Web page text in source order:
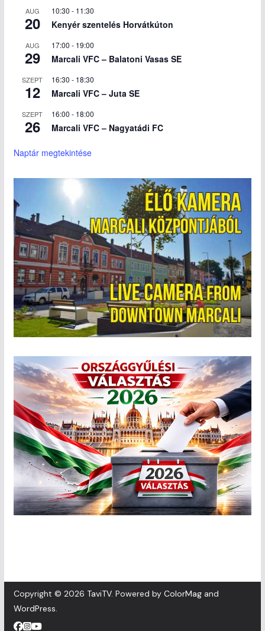
AUG
20
10:30 - 11:30
Kenyér szentelés Horvátkúton
AUG
29
17:00 - 19:00
Marcali VFC – Balatoni Vasas SE
SZEPT
12
16:30 - 18:30
Marcali VFC – Juta SE
SZEPT
26
16:00 - 18:00
Marcali VFC – Nagyatádi FC
Naptár megtekintése
Copyright © 2026 TaviTV. Powered by ColorMagand
WordPress.